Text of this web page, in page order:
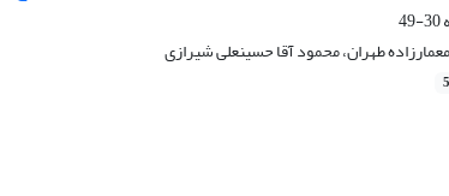
30-49
طهران، محمود آقا حسینعلی شیرازی